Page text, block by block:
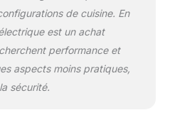
et une base
à 360 degrés.
: 1,24 kg (total).
Dimensions :
bouilloire et base : 24,2 x
de cuisine. En
est un achat
performance et
aspects moins pratiques,
sécurité.